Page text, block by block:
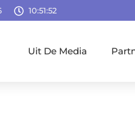
10:51:53
Uit De Media